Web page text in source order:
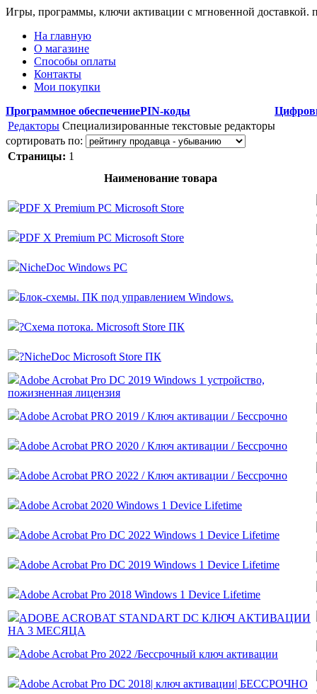
Игры, программы, ключи активации с мгновенной доставкой.
На главную
О магазине
Способы оплаты
Контакты
Мои покупки
Программное обеспечениеPIN-коды
Редакторы Специализированные текстовые редакторы
сортировать по:
Страницы: 1
Наименование товара
PDF X Premium PC Microsoft Store
PDF X Premium PC Microsoft Store
NicheDoc Windows PC
Блок-схемы. ПК под управлением Windows.
?Схема потока. Microsoft Store ПК
?NicheDoc Microsoft Store ПК
Adobe Acrobat Pro DC 2019 Windows 1 устройство,
пожизненная лицензия
Adobe Acrobat PRO 2019 / Ключ активации / Бессрочно
Adobe Acrobat PRO 2020 / Ключ активации / Бессрочно
Adobe Acrobat PRO 2022 / Ключ активации / Бессрочно
Adobe Acrobat 2020 Windows 1 Device Lifetime
Adobe Acrobat Pro DC 2022 Windows 1 Device Lifetime
Adobe Acrobat Pro DC 2019 Windows 1 Device Lifetime
Adobe Acrobat Pro 2018 Windows 1 Device Lifetime
ADOBE ACROBAT STANDART DC КЛЮЧ АКТИВАЦИИ
НА 3 МЕСЯЦА
Adobe Acrobat Pro 2022 /Бессрочный ключ активации
Adobe Acrobat Pro DC 2018| ключ активации| БЕССРОЧНО